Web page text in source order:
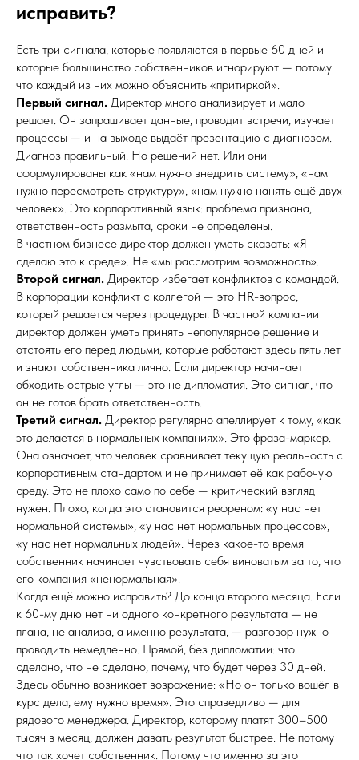
исправить?
Есть три сигнала, которые появляются в первые 60 дней и
которые большинство собственников игнорируют — потому
что каждый из них можно объяснить «притиркой».
Первый сигнал. Директор много анализирует и мало
решает. Он запрашивает данные, проводит встречи, изучает
процессы — и на выходе выдаёт презентацию с диагнозом.
Диагноз правильный. Но решений нет. Или они
сформулированы как «нам нужно внедрить систему», «нам
нужно пересмотреть структуру», «нам нужно нанять ещё двух
человек». Это корпоративный язык: проблема признана,
ответственность размыта, сроки не определены.
В частном бизнесе директор должен уметь сказать: «Я
сделаю это к среде». Не «мы рассмотрим возможность».
Второй сигнал. Директор избегает конфликтов с командой.
В корпорации конфликт с коллегой — это HR-вопрос,
который решается через процедуры. В частной компании
директор должен уметь принять непопулярное решение и
отстоять его перед людьми, которые работают здесь пять лет
и знают собственника лично. Если директор начинает
обходить острые углы — это не дипломатия. Это сигнал, что
он не готов брать ответственность.
Третий сигнал. Директор регулярно апеллирует к тому, «как
это делается в нормальных компаниях». Это фраза-маркер.
Она означает, что человек сравнивает текущую реальность с
корпоративным стандартом и не принимает её как рабочую
среду. Это не плохо само по себе — критический взгляд
нужен. Плохо, когда это становится рефреном: «у нас нет
нормальной системы», «у нас нет нормальных процессов»,
«у нас нет нормальных людей». Через какое-то время
собственник начинает чувствовать себя виноватым за то, что
его компания «ненормальная».
Когда ещё можно исправить? До конца второго месяца. Если
к 60-му дню нет ни одного конкретного результата — не
плана, не анализа, а именно результата, — разговор нужно
проводить немедленно. Прямой, без дипломатии: что
сделано, что не сделано, почему, что будет через 30 дней.
Здесь обычно возникает возражение: «Но он только вошёл в
курс дела, ему нужно время». Это справедливо — для
рядового менеджера. Директор, которому платят 300–500
тысяч в месяц, должен давать результат быстрее. Не потому
что так хочет собственник. Потому что именно за это